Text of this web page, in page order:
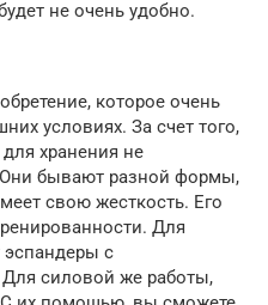
не очень удобно.
которое очень
условиях. За счет того,
хранения не
бывают разной формы,
свою жесткость. Его
Для
эспандеры с
силовой же работы,